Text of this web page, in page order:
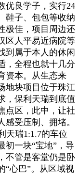
优良学子，实行24
鞋子、包包等收纳
极佳，项目周边还
区人平易近病院等
到属于本人的休闲
，全程也就十几分
资本。从生态来
地块项目位于珠江
，保利天瑞到底值
点区，此中，让社
受压制、拥堵。
天瑞1:1.7的车位
初一块“宝地”，导
不管是客堂仍是卧
“心巴”。从区域视